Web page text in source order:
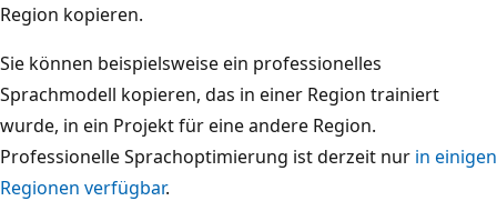
Region kopieren.
Sie können beispielsweise ein professionelles
Sprachmodell kopieren, das in einer Region trainiert
wurde, in ein Projekt für eine andere Region.
Professionelle Sprachoptimierung ist derzeit nur in einigen
Regionen verfügbar.